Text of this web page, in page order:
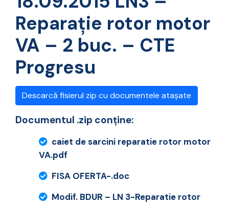
Reparație rotor motor
VA – 2 buc. – CTE
Progresu
Descarcă fisierul zip cu documentele atașate
Documentul .zip conține:
caiet de sarcini reparatie rotor motor
VA.pdf
FISA OFERTA-.doc
Modif. BDUR – LN 3-Reparatie rotor